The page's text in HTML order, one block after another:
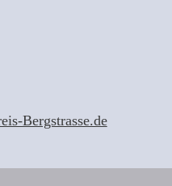
Bergstrasse.de